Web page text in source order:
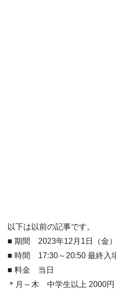
以下は以前の記事です。
■ 期間 2023年12月1日（金）
■ 時間 17:30～20:50 最終入
■ 料金 当日
＊月～木 中学生以上 2000